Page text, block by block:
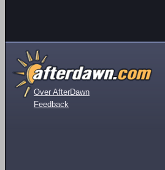
Over AfterDawn
Feedback